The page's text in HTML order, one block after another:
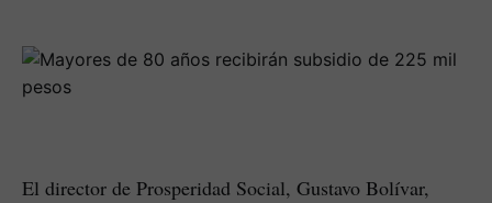
El director de Prosperidad Social, Gustavo Bolívar,